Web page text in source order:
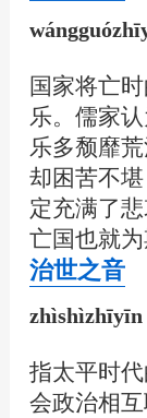
国家将亡
乐。儒家
乐多颓靡
却困苦不
定充满了
亡国也就
治世之音
zhìshìzhīyīn
指太平时
会政治相